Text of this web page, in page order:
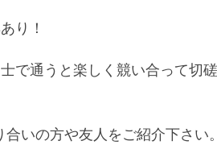
り！
で通うと楽しく競い合って切
合いの方や友人をご紹介下さい